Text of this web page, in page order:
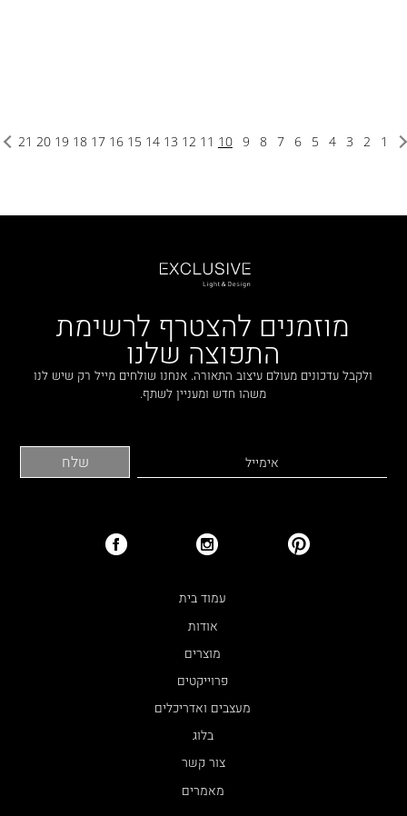
1
2
3
4
5
6
7
8
9
10
11
12
13
14
15
16
17
18
19
20
21
מוזמנים להצטרף לרשימת
התפוצה שלנו
ולקבל עדכונים מעולם עיצוב התאורה. אנחנו שולחים מייל רק שיש לנו
משהו חדש ומעניין לשתף.
עמוד בית
אודות
מוצרים
פרוייקטים
מעצבים ואדריכלים
בלוג
צור קשר
מאמרים